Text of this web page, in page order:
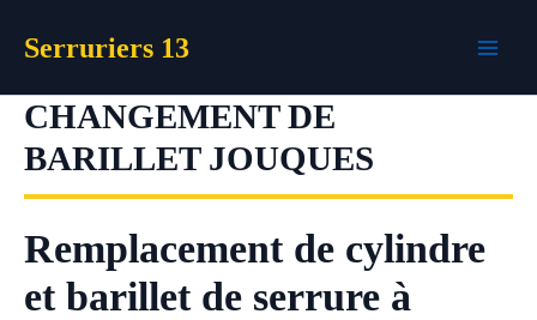
Serruriers 13
CHANGEMENT DE
BARILLET JOUQUES
Remplacement de cylindre
et barillet de serrure à